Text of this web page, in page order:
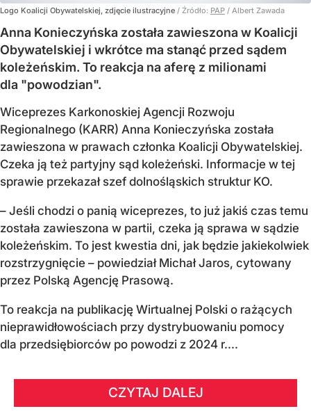
Logo Koalicji Obywatelskiej, zdjęcie ilustracyjne / Źródło: PAP / Albert Zawada
Anna Konieczyńska została zawieszona w Koalicji
Obywatelskiej i wkrótce ma stanąć przed sądem
koleżeńskim. To reakcja na aferę z milionami
dla "powodzian".
Wiceprezes Karkonoskiej Agencji Rozwoju
Regionalnego (KARR) Anna Konieczyńska została
zawieszona w prawach członka Koalicji Obywatelskiej.
Czeka ją też partyjny sąd koleżeński. Informacje w tej
sprawie przekazał szef dolnośląskich struktur KO.
– Jeśli chodzi o panią wiceprezes, to już jakiś czas temu
została zawieszona w partii, czeka ją sprawa w sądzie
koleżeńskim. To jest kwestia dni, jak będzie jakiekolwiek
rozstrzygnięcie – powiedział Michał Jaros, cytowany
przez Polską Agencję Prasową.
To reakcja na publikację Wirtualnej Polski o rażących
nieprawidłowościach przy dystrybuowaniu pomocy
dla przedsiębiorców po powodzi z 2024 r....
CZYTAJ DALEJ